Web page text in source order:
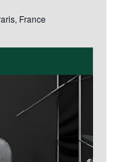
France